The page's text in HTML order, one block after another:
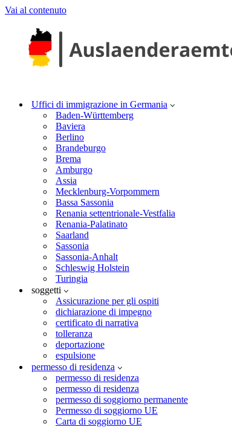
Vai al contenuto
Uffici di immigrazione in Germania
Baden-Württemberg
Baviera
Berlino
Brandeburgo
Brema
Amburgo
Assia
Mecklenburg-Vorpommern
Bassa Sassonia
Renania settentrionale-Vestfalia
Renania-Palatinato
Saarland
Sassonia
Sassonia-Anhalt
Schleswig Holstein
Turingia
soggetti
Assicurazione per gli ospiti
dichiarazione di impegno
certificato di narrativa
tolleranza
deportazione
espulsione
permesso di residenza
permesso di residenza
permesso di residenza
permesso di soggiorno permanente
Permesso di soggiorno UE
Carta di soggiorno UE